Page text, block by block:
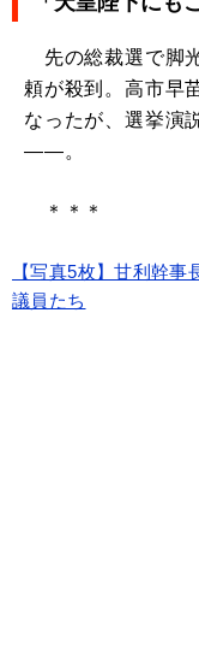
先の総裁選で脚
頼が殺到。高市早
なったが、選挙演
――。
＊＊＊
【写真5枚】甘利幹
議員たち